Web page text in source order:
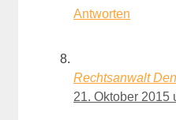
Antworten
Rechtsanwalt
21. Oktober 2015